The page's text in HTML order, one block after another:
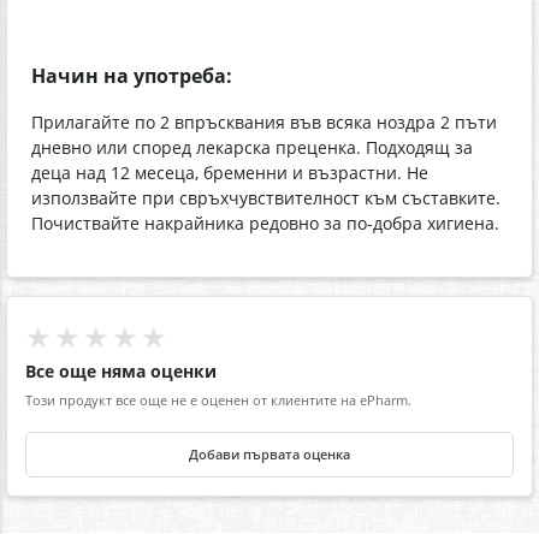
Начин на употреба:
Прилагайте по 2 впръсквания във всяка ноздра 2 пъти
дневно или според лекарска преценка. Подходящ за
деца над 12 месеца, бременни и възрастни. Не
използвайте при свръхчувствителност към съставките.
Почиствайте накрайника редовно за по-добра хигиена.
★★★★★
Все още няма оценки
Този продукт все още не е оценен от клиентите на ePharm.
Добави първата оценка